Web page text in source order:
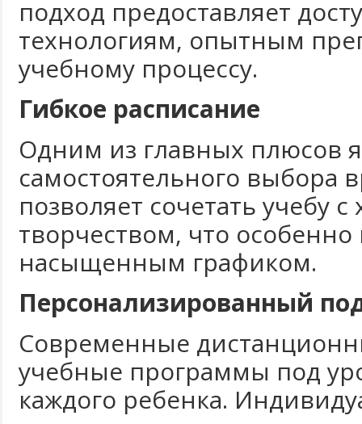
подход предоставляет
технологиям, опытным
учебному процессу.
Гибкое расписание
Одним из главных плюсов
самостоятельного выбора
позволяет сочетать учебу
творчеством, что
насыщенным графиком.
Персонализированный
Современные
учебные программы под
каждого ребенка.